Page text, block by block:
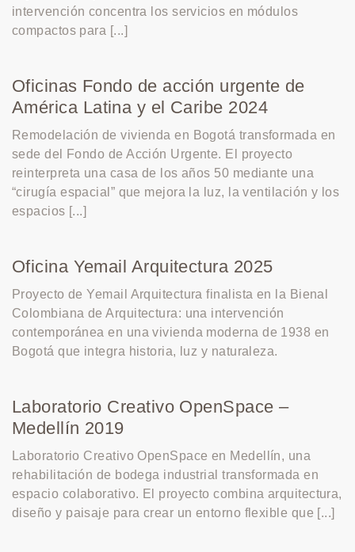
intervención concentra los servicios en módulos
compactos para [...]
Oficinas Fondo de acción urgente de
América Latina y el Caribe 2024
Remodelación de vivienda en Bogotá transformada en
sede del Fondo de Acción Urgente. El proyecto
reinterpreta una casa de los años 50 mediante una
“cirugía espacial” que mejora la luz, la ventilación y los
espacios [...]
Oficina Yemail Arquitectura 2025
Proyecto de Yemail Arquitectura finalista en la Bienal
Colombiana de Arquitectura: una intervención
contemporánea en una vivienda moderna de 1938 en
Bogotá que integra historia, luz y naturaleza.
Laboratorio Creativo OpenSpace –
Medellín 2019
Laboratorio Creativo OpenSpace en Medellín, una
rehabilitación de bodega industrial transformada en
espacio colaborativo. El proyecto combina arquitectura,
diseño y paisaje para crear un entorno flexible que [...]